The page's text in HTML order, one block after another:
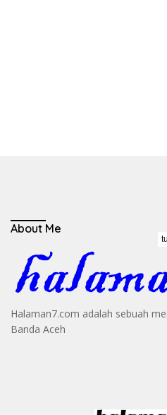
About Me
Halaman7.com adalah sebuah
Banda Aceh